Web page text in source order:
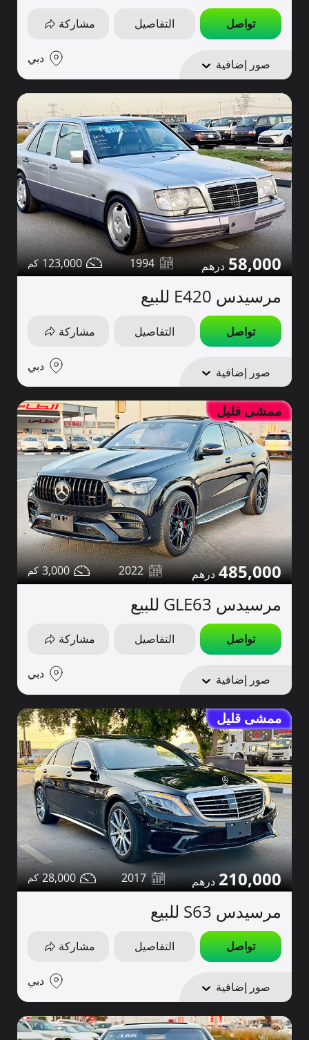
تواصل التفاصيل مشاركة
صور إضافية دبي
58,000
1994
123,000
مرسيدس E420 للبيع
تواصل التفاصيل مشاركة
صور إضافية دبي
ممشى قليل
485,000
2022
3,000
مرسيدس GLE63 للبيع
تواصل التفاصيل مشاركة
صور إضافية دبي
ممشى قليل
210,000
2017
28,000
مرسيدس S63 للبيع
تواصل التفاصيل مشاركة
صور إضافية دبي